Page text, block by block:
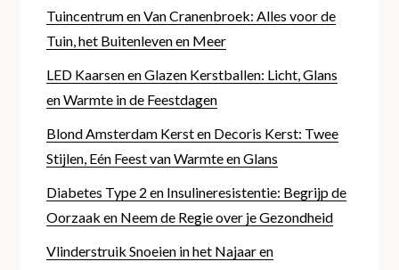
Tuincentrum en Van Cranenbroek: Alles voor de
Tuin, het Buitenleven en Meer
LED Kaarsen en Glazen Kerstballen: Licht, Glans
en Warmte in de Feestdagen
Blond Amsterdam Kerst en Decoris Kerst: Twee
Stijlen, Eén Feest van Warmte en Glans
Diabetes Type 2 en Insulineresistentie: Begrijp de
Oorzaak en Neem de Regie over je Gezondheid
Vlinderstruik Snoeien in het Najaar en